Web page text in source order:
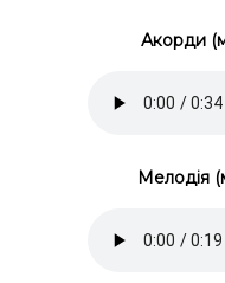
Акорди
Мелодія